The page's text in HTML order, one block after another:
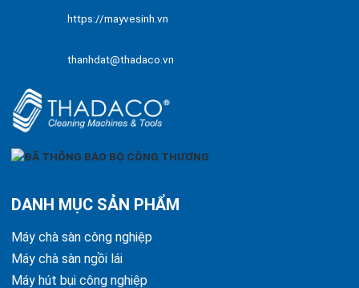
https://mayvesinh.vn
thanhdat@thadaco.vn
DANH MỤC SẢN PHẨM
Máy chà sàn công nghiệp
Máy chà sàn ngồi lái
Máy hút bụi công nghiệp